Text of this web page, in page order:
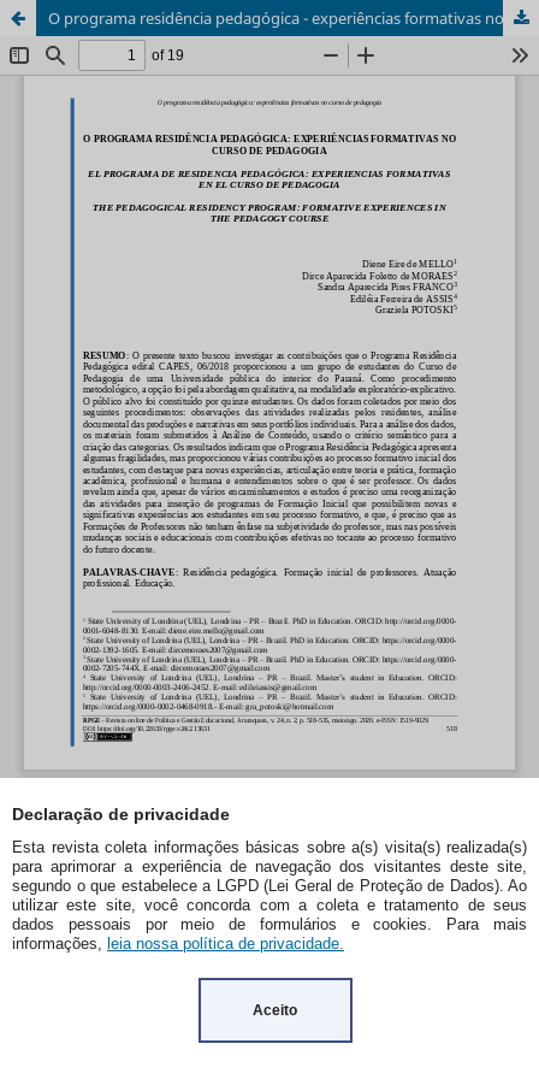
Declaração de privacidade
Esta revista coleta informações básicas sobre a(s) visita(s) realizada(s)
para aprimorar a experiência de navegação dos visitantes deste site,
segundo o que estabelece a LGPD (Lei Geral de Proteção de Dados). Ao
utilizar este site, você concorda com a coleta e tratamento de seus
dados pessoais por meio de formulários e cookies. Para mais
informações, leia nossa política de privacidade.
Aceito
O programa residência pedagógica - experiências formativas no curso de pedagogia